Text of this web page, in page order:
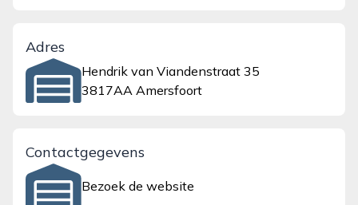
Adres
Hendrik van Viandenstraat 35
3817AA Amersfoort
Contactgegevens
Bezoek de website